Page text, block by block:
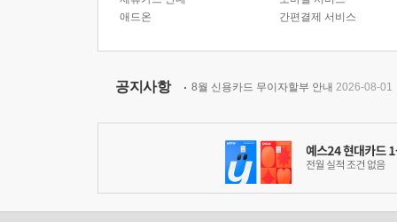
애드온
간편결제 서비스
공지사항 8월 신용카드 무이자할부 안내 2026-08-01